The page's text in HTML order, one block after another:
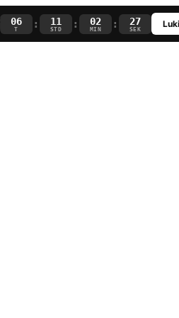
06
T : 11
STD : 02
MIN : 26
SEK